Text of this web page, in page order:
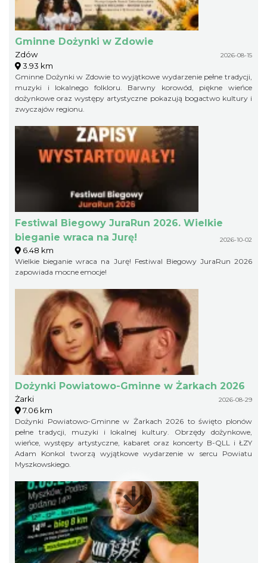
Gminne Dożynki w Zdowie
Zdów 2026-08-15
3.93 km
Gminne Dożynki w Zdowie to wyjątkowe wydarzenie pełne tradycji,
muzyki i lokalnego folkloru. Barwny korowód, piękne wieńce
dożynkowe oraz występy artystyczne pokazują bogactwo kultury i
zwyczajów regionu.
Festiwal Biegowy JuraRun 2026. Wielkie
bieganie wraca na Jurę!
2026-10-02
6.48 km
Wielkie bieganie wraca na Jurę! Festiwal Biegowy JuraRun 2026
zapowiada mocne emocje!
Dożynki Powiatowo-Gminne w Żarkach 2026
Żarki 2026-08-29
7.06 km
Dożynki Powiatowo-Gminne w Żarkach 2026 to święto plonów
pełne tradycji, muzyki i lokalnej kultury. Obrzędy dożynkowe,
wieńce, występy artystyczne, kabaret oraz koncerty B-QLL i ŁZY
Adam Konkol tworzą wyjątkowe wydarzenie w sercu Powiatu
Myszkowskiego.